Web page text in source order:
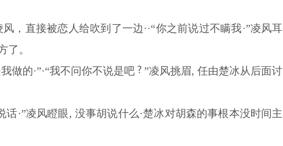
，直接被恋人给吹到了一边··“你之前说过不瞒我·”凌风耳
了。
做的·”·“我不问你不说是吧
”凌风挑眉, 任由楚冰从后面讨
·”凌风瞪眼, 没事胡说什么·楚冰对胡森的事根本没时间主